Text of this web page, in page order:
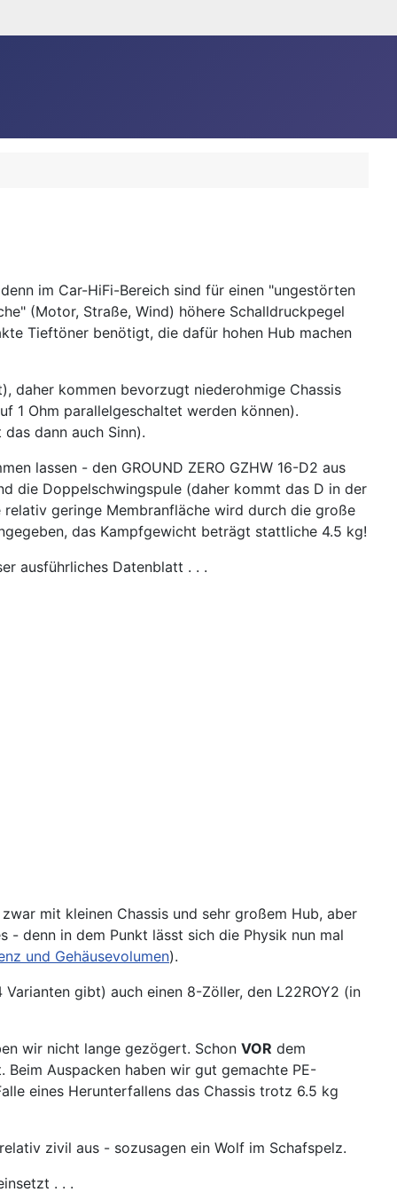
im Car-HiFi-Bereich sind für einen "ungestörten
(Motor, Straße, Wind) höhere Schalldruckpegel
Tieftöner benötigt, die dafür hohen Hub machen
daher kommen bevorzugt niederohmige Chassis
1 Ohm parallelgeschaltet werden können).
dann auch Sinn).
lassen - den GROUND ZERO GZHW 16-D2 aus
die Doppelschwingspule (daher kommt das D in der
geringe Membranfläche wird durch die große
das Kampfgewicht beträgt stattliche 4.5 kg!
ausführliches Datenblatt . . .
mit kleinen Chassis und sehr großem Hub, aber
- denn in dem Punkt lässt sich die Physik nun mal
und Gehäusevolumen).
gibt) auch einen 8-Zöller, den L22ROY2 (in
wir nicht lange gezögert. Schon VOR dem
Auspacken haben wir gut gemachte PE-
eines Herunterfallens das Chassis trotz 6.5 kg
zivil aus - sozusagen ein Wolf im Schafspelz.
. . .